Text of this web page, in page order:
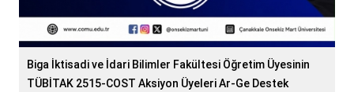
Biga İktisadi ve İdari Bilimler Fakültesi Öğretim Üyesinin
TÜBİTAK 2515-COST Aksiyon Üyeleri Ar-Ge Destek